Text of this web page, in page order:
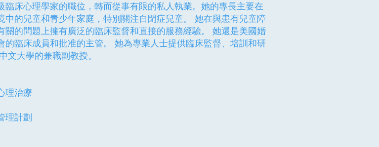
臨床心理學家的職位，轉而從事有限的私人執業。她的專長主要在
中的兒童和青少年家庭，特別關注自閉症兒童。 她在與患有兒童障
關的問題上擁有廣泛的臨床監督和直接的服務經驗。 她還是美國婚
的臨床成員和批准的主管。 她為專業人士提供臨床監督、培訓和研
文大學的兼職副教授。
理治療
理計劃